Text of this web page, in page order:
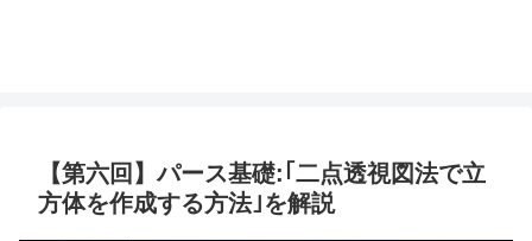
【第六回】パース基礎:｢二点透視図法で立
方体を作成する方法｣を解説